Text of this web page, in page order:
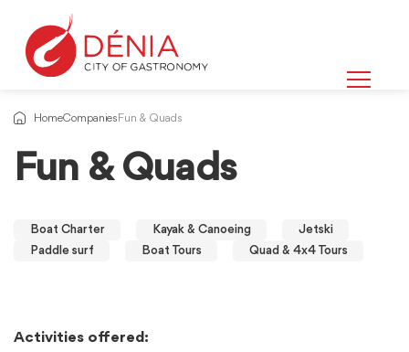
HomeCompanies Fun & Quads
Fun & Quads
Boat Charter Kayak & Canoeing
Jetski
Paddle surf
Boat Tours Quad & 4x4 Tours
Activities offered: